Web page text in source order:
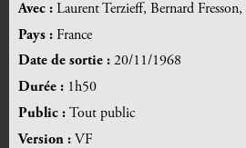
Avec : Laurent Terzieff, Bernard
Pays : France
Date de sortie : 20/11/1968
Durée : 1h50
Public : Tout public
Version : VF